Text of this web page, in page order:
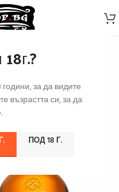
за да видите
възрастта си, за да
ПОД 18 Г.